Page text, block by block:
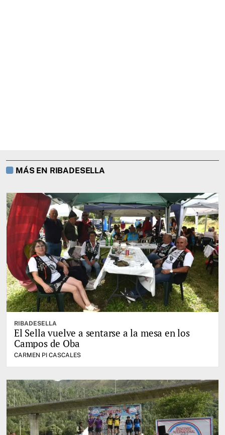
MÁS EN RIBADESELLA
RIBADESELLA
El Sella vuelve a sentarse a la mesa en los
Campos de Oba
CARMEN PI CASCALES